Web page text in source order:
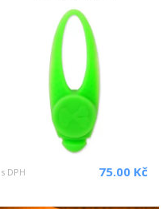
s DPH 75.00 Kč